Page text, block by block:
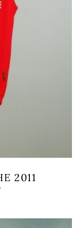
2011
59,95